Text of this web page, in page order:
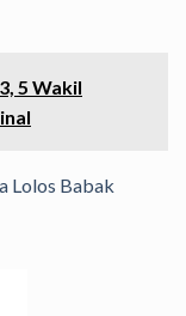
5 Wakil
Lolos Babak